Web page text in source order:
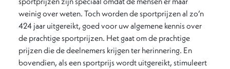
weinig over weten. Toch worden de sportprijzen al zo’n
424 jaar uitgereikt, goed voor uw algemene kennis over
de prachtige sportprijzen. Het gaat om de prachtige
prijzen die de deelnemers krijgen ter herinnering. En
bovendien, als een sportprijs wordt uitgereikt, stimuleert